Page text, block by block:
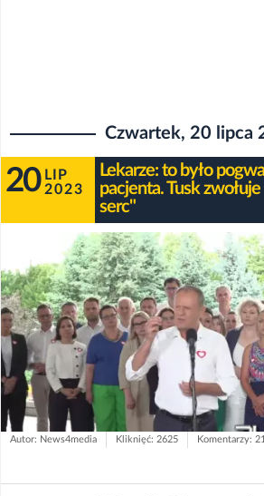
Czwartek, 20 lipca
20 LIP
2023
Lekarze: to było
pacjenta. Tusk
serc"
Autor: News4media Kliknięć: 2625 Komentarzy: 21